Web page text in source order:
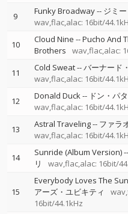
9 Funky Broadway-- ジミ
wav,flac,alac: 16bit/
10 Cloud Nine --Pucho And
Brothers
wav,flac,alac:
11 Cold Sweat--バーナード
wav,flac,alac: 16bit/
12 Donald Duck-- ドン・パ
wav,flac,alac: 16bit/
13 Astral Traveling-- ファラ
wav,flac,alac: 16bit/
14 Sunride (Album Version)--
リ
wav,flac,alac: 16bit/
15
Everybody Loves The
アーズ・ユビキティ
16bit/44.1kHz